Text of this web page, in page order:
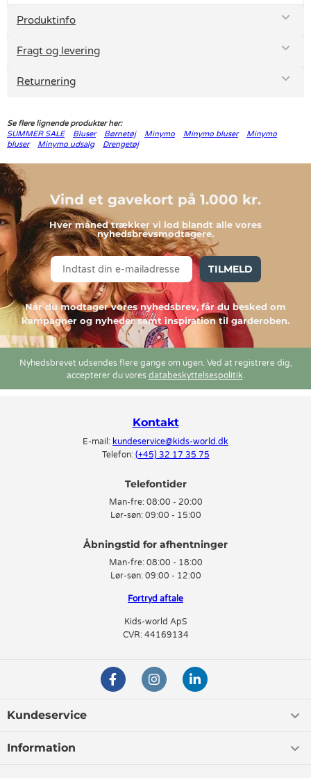
Produktinfo
Fragt og levering
Returnering
Se flere lignende produkter her:
SUMMER SALE
Bluser Børnetøj Minymo Minymo bluser
Minymo
bluser
Minymo udsalg Drengetøj
Vind et gavekort på 1.000 kr.
Hver måned trækker vi lod blandt alle vores
nyhedsbrevsmodtagere.
TILMELD
Når du modtager vores nyhedsbrev, får du besked om
kampagner og nyheder samt inspiration til garderoben.
Nyhedsbrevet udsendes flere gange om ugen. Ved at registrere dig,
accepterer du vores databeskyttelsespolitik.
Kontakt
E-mail: kundeservice@kids-world.dk
Telefon: (+45) 32 17 35 75
Telefontider
Man-fre: 08:00 - 20:00
Lør-søn: 09:00 - 15:00
Man-fre: 08:00 - 18:00
Lør-søn: 09:00 - 12:00
Fortryd aftale
Kids-world ApS
CVR: 44169134
Kundeservice
Information